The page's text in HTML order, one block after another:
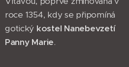
roce 1354, kdy se připomíná
gotický kostel Nanebevzetí
Panny Marie.